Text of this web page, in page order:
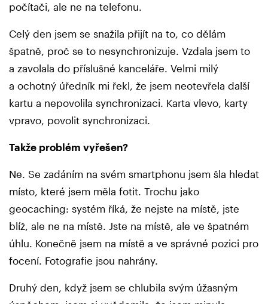
počítači, ale ne na telefonu.
Celý den jsem se snažila přijít na to, co dělám
špatně, proč se to nesynchronizuje. Vzdala jsem to
a zavolala do příslušné kanceláře. Velmi milý
a ochotný úředník mi řekl, že jsem neotevřela další
kartu a nepovolila synchronizaci. Karta vlevo, karty
vpravo, povolit synchronizaci.
Takže problém vyřešen?
Ne. Se zadáním na svém smartphonu jsem šla hledat
místo, které jsem měla fotit. Trochu jako
geocaching: systém říká, že nejste na místě, jste
blíž, ale ne na místě. Jste na místě, ale ve špatném
úhlu. Konečně jsem na místě a ve správné pozici pro
focení. Fotografie jsou nahrány.
Druhý den, když jsem se chlubila svým úžasným